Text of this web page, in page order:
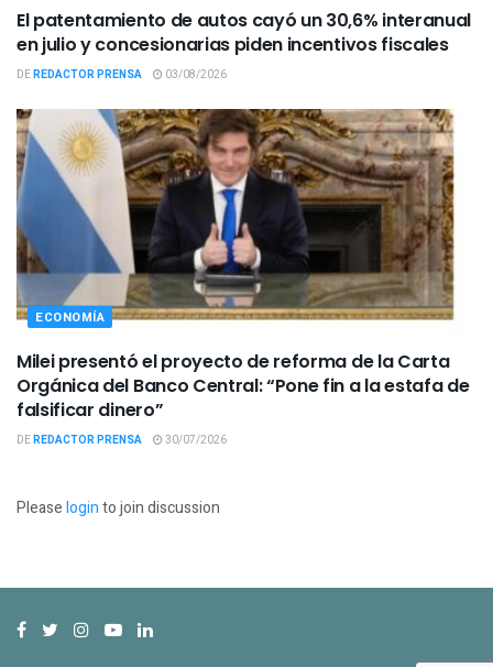
El patentamiento de autos cayó un 30,6% interanual
en julio y concesionarias piden incentivos fiscales
DEREDACTOR PRENSA 03/08/2026
ECONOMÍA
Milei presentó el proyecto de reforma de la Carta
Orgánica del Banco Central: “Pone fin a la estafa de
falsificar dinero”
DEREDACTOR PRENSA 30/07/2026
Pleaseloginto join discussion